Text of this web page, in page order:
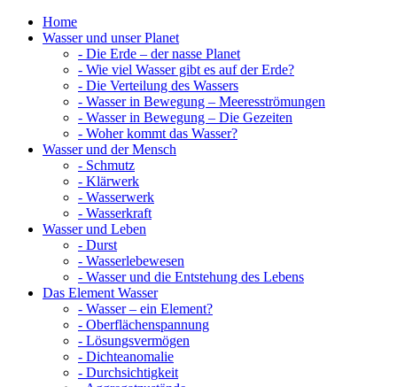
Home
Wasser und unser Planet
- Die Erde – der nasse Planet
- Wie viel Wasser gibt es auf der Erde?
- Die Verteilung des Wassers
- Wasser in Bewegung – Meeresströmungen
- Wasser in Bewegung – Die Gezeiten
- Woher kommt das Wasser?
Wasser und der Mensch
- Schmutz
- Klärwerk
- Wasserwerk
- Wasserkraft
Wasser und Leben
- Durst
- Wasserlebewesen
- Wasser und die Entstehung des Lebens
Das Element Wasser
- Wasser – ein Element?
- Oberflächenspannung
- Lösungsvermögen
- Dichteanomalie
- Durchsichtigkeit